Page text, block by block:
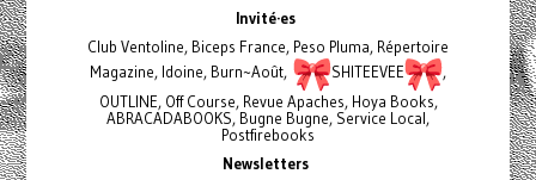
Invité·es
Club Ventoline, Biceps France, Peso Pluma, Répertoire
Magazine, Idoine, Burn~Août,
SHITEEVEE
,
OUTLINE, Off Course, Revue Apaches, Hoya Books,
ABRACADABOOKS, Bugne Bugne, Service Local,
Postfirebooks
Newsletters